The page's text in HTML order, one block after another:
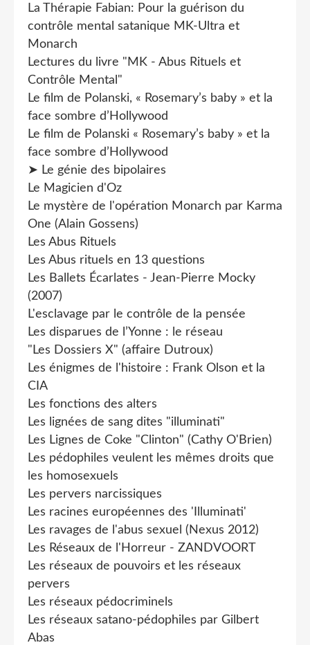
La Thérapie Fabian: Pour la guérison du
contrôle mental satanique MK-Ultra et
Monarch
Lectures du livre "MK - Abus Rituels et
Contrôle Mental"
Le film de Polanski, « Rosemary’s baby » et la
face sombre d’Hollywood
Le film de Polanski « Rosemary’s baby » et la
face sombre d’Hollywood
➤ Le génie des bipolaires
Le Magicien d'Oz
Le mystère de l'opération Monarch par Karma
One (Alain Gossens)
Les Abus Rituels
Les Abus rituels en 13 questions
Les Ballets Écarlates - Jean-Pierre Mocky
(2007)
L'esclavage par le contrôle de la pensée
Les disparues de l’Yonne : le réseau
"Les Dossiers X" (affaire Dutroux)
Les énigmes de l'histoire : Frank Olson et la
CIA
Les fonctions des alters
Les lignées de sang dites "illuminati"
Les Lignes de Coke "Clinton" (Cathy O'Brien)
Les pédophiles veulent les mêmes droits que
les homosexuels
Les pervers narcissiques
Les racines européennes des 'Illuminati'
Les ravages de l'abus sexuel (Nexus 2012)
Les Réseaux de l'Horreur - ZANDVOORT
Les réseaux de pouvoirs et les réseaux
pervers
Les réseaux pédocriminels
Les réseaux satano-pédophiles par Gilbert
Abas